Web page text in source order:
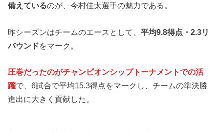
備えているのが、今村佳太選手の魅力である。
昨シーズンはチームのエースとして、平均9.8得点・2.3リ
バウンドをマーク。
圧巻だったのがチャンピオンシップトーナメントでの活
躍で、6試合で平均15.3得点をマークし、チームの準決勝
進出に大きく貢献した。